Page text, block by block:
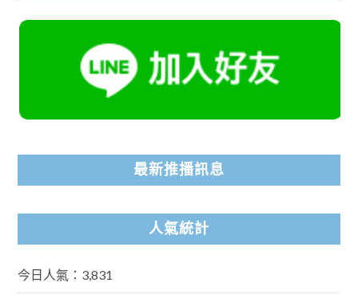
最新推播訊息
人氣統計
今日人氣：3,831